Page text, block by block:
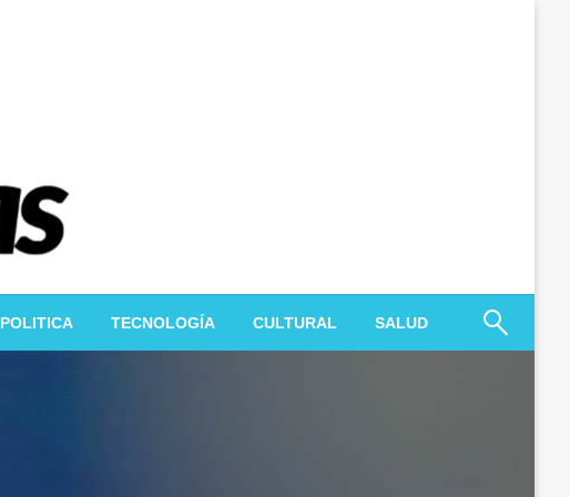
POLITICA TECNOLOGÍA CULTURAL SALUD